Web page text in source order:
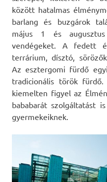
között hatalmas
barlang és buzgárok
május 1 és
vendégeket. A fedett
terrárium, dísztó,
Az esztergomi fürdő
tradicionális török fürdő.
kiemelten figyel az
bababarát szolgáltatást
gyermekeiknek.